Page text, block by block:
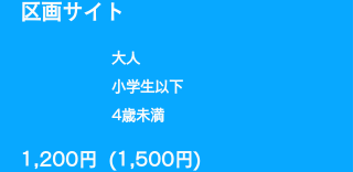
区画サイト
大人
小学生以下
​4歳未満
1,200円 (1,500円)